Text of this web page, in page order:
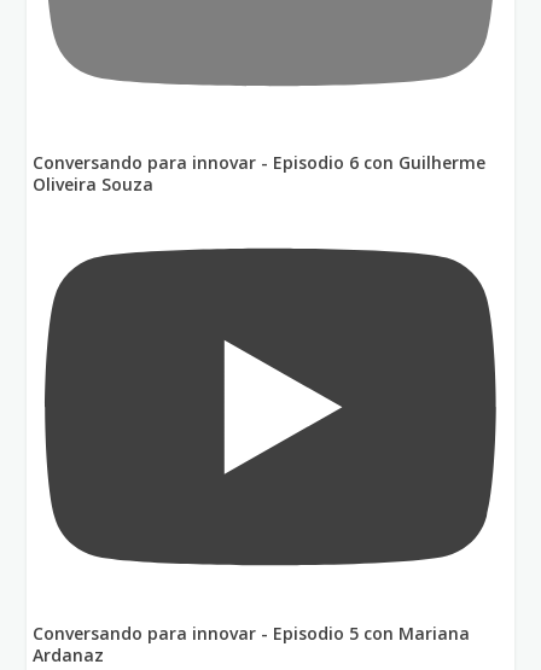
Conversando para innovar - Episodio 6 con Guilherme
Oliveira Souza
Conversando para innovar - Episodio 5 con Mariana
Ardanaz